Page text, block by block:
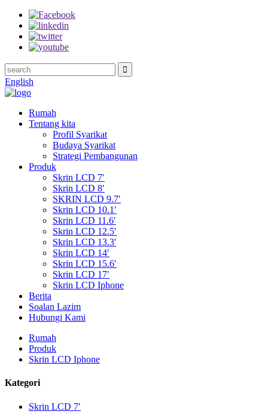
English
Rumah
Tentang kita
Profil Syarikat
Budaya Syarikat
Strategi Pembangunan
Produk
Skrin LCD 7′
Skrin LCD 8′
SKRIN LCD 9.7′
Skrin LCD 10.1′
Skrin LCD 11.6′
Skrin LCD 12.5′
Skrin LCD 13.3'
Skrin LCD 14′
Skrin LCD 15.6′
Skrin LCD 17′
Skrin LCD Iphone
Berita
Soalan Lazim
Hubungi Kami
Rumah
Produk
Skrin LCD Iphone
Kategori
Skrin LCD 7′